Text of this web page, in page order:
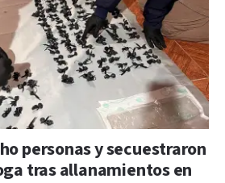
personas y secuestraron
tras allanamientos en